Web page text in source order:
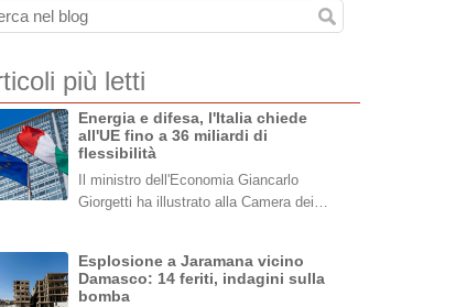
più letti
Energia e difesa, l'Italia chiede
all'UE fino a 36 miliardi di
flessibilità
Il ministro dell'Economia Giancarlo
Giorgetti ha illustrato alla Camera dei…
Esplosione a Jaramana vicino
Damasco: 14 feriti, indagini sulla
bomba